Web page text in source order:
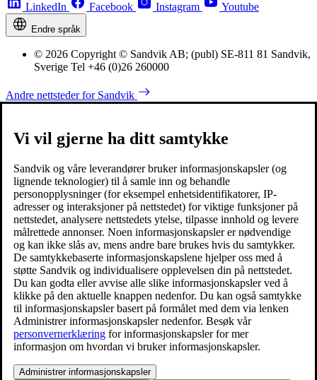
LinkedIn Facebook Instagram Youtube
Endre språk
© 2026 Copyright © Sandvik AB; (publ) SE-811 81 Sandvik,
Sverige Tel +46 (0)26 260000
Andre nettsteder for Sandvik
Vi vil gjerne ha ditt samtykke
Sandvik og våre leverandører bruker informasjonskapsler (og
lignende teknologier) til å samle inn og behandle
personopplysninger (for eksempel enhetsidentifikatorer, IP-
adresser og interaksjoner på nettstedet) for viktige funksjoner på
nettstedet, analysere nettstedets ytelse, tilpasse innhold og levere
målrettede annonser. Noen informasjonskapsler er nødvendige
og kan ikke slås av, mens andre bare brukes hvis du samtykker.
De samtykkebaserte informasjonskapslene hjelper oss med å
støtte Sandvik og individualisere opplevelsen din på nettstedet.
Du kan godta eller avvise alle slike informasjonskapsler ved å
klikke på den aktuelle knappen nedenfor. Du kan også samtykke
til informasjonskapsler basert på formålet med dem via lenken
Administrer informasjonskapsler nedenfor. Besøk vår
personvernerklæring for informasjonskapsler for mer
informasjon om hvordan vi bruker informasjonskapsler.
Administrer informasjonskapsler